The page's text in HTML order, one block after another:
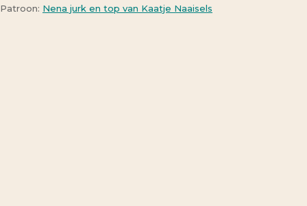
Patroon: Nena jurk en top van Kaatje Naaisels